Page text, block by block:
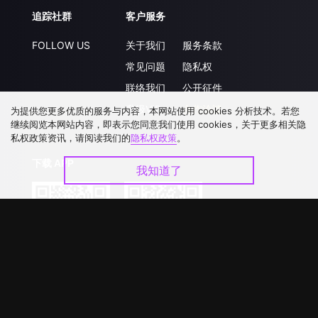
追踪社群
FOLLOW US
客户服务
关于我们
常见问题
联络我们
升级VIP
服务条款
隐私权
公开征件
合作洽談
为提供您更多优质的服务与内容，本网站使用 cookies 分析技术。若您
继续阅览本网站内容，即表示您同意我们使用 cookies，关于更多相关隐
私权政策资讯，请阅读我们的隐私权政策。
我知道了